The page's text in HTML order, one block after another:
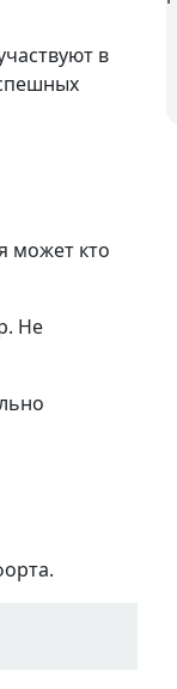
в
может кто
Не